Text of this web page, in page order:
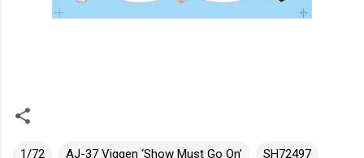
1/72 AJ-37 Viggen ‘Show Must Go On’ SH72497